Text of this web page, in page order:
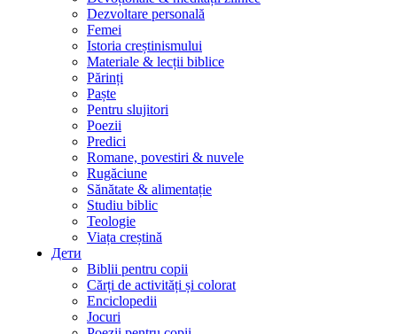
Dezvoltare personală
Femei
Istoria creștinismului
Materiale & lecții biblice
Părinți
Paște
Pentru slujitori
Poezii
Predici
Romane, povestiri & nuvele
Rugăciune
Sănătate & alimentație
Studiu biblic
Teologie
Viața creștină
Дети
Biblii pentru copii
Cărți de activități și colorat
Enciclopedii
Jocuri